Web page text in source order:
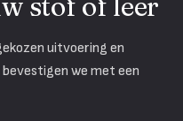
stof of leer
uitvoering en
we met een